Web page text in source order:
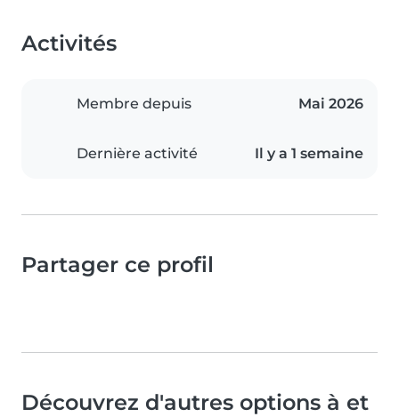
Activités
Membre depuis Mai 2026
Dernière activité Il y a 1 semaine
Partager ce profil
Découvrez d'autres options à et